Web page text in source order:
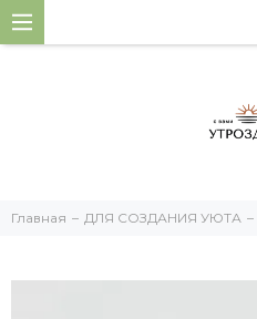
Главная ДЛЯ СОЗДАНИЯ УЮТА